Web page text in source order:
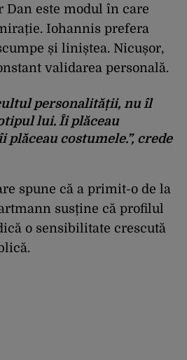
Dan este modul în care
Iohannis prefera
și liniștea. Nicușor,
validarea personală.
personalității, nu îl
lui. Îi plăceau
plăceau costumele.”, crede
spune că a primit-o de la
susține că profilul
o sensibilitate crescută